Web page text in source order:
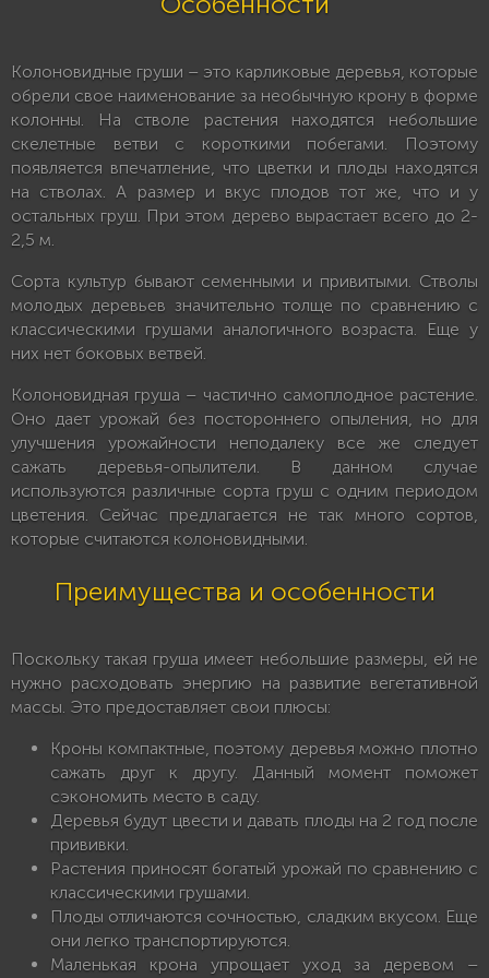
Колоновидные груши – это карликовые деревья, которые
обрели свое наименование за необычную крону в форме
колонны. На стволе растения находятся небольшие
скелетные ветви с короткими побегами. Поэтому
появляется впечатление, что цветки и плоды находятся
на стволах. А размер и вкус плодов тот же, что и у
остальных груш. При этом дерево вырастает всего до 2-
2,5 м.
Сорта культур бывают семенными и привитыми. Стволы
молодых деревьев значительно толще по сравнению с
классическими грушами аналогичного возраста. Еще у
них нет боковых ветвей.
Колоновидная груша – частично самоплодное растение.
Оно дает урожай без постороннего опыления, но для
улучшения урожайности неподалеку все же следует
сажать деревья-опылители. В данном случае
используются различные сорта груш с одним периодом
цветения. Сейчас предлагается не так много сортов,
которые считаются колоновидными.
Преимущества и особенности
Поскольку такая груша имеет небольшие размеры, ей не
нужно расходовать энергию на развитие вегетативной
массы. Это предоставляет свои плюсы:
Кроны компактные, поэтому деревья можно плотно
сажать друг к другу. Данный момент поможет
сэкономить место в саду.
Деревья будут цвести и давать плоды на 2 год после
прививки.
Растения приносят богатый урожай по сравнению с
классическими грушами.
Плоды отличаются сочностью, сладким вкусом. Еще
они легко транспортируются.
Маленькая крона упрощает уход за деревом –